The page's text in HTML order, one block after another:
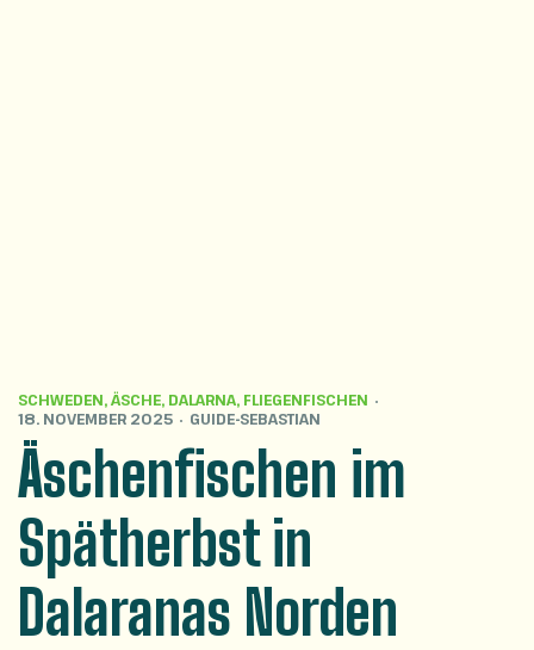
SCHWEDEN,ÄSCHE, DALARNA, FLIEGENFISCHEN
18. NOVEMBER 2025
GUIDE-SEBASTIAN
Äschenfischen im
Spätherbst in
Dalaranas Norden